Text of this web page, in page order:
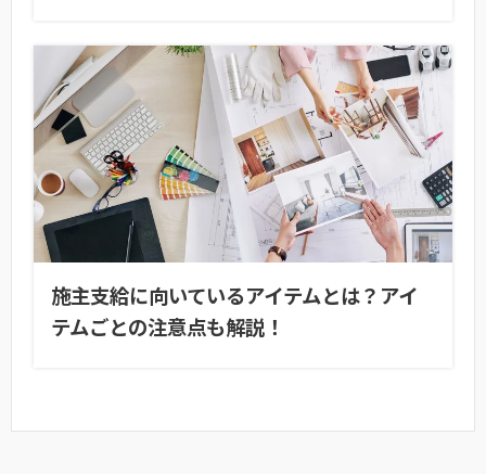
施主支給に向いているアイテムとは？アイ
テムごとの注意点も解説！